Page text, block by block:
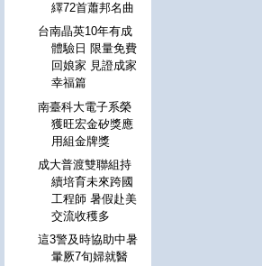
繹72首蕭邦名曲
台南晶英10年有成
體驗日 限量免費
回娘家 見證成家
幸福篇
南臺科大電子系榮
獲旺宏金矽獎應
用組金牌獎
成大普渡雙聯組持
續培育未來跨國
工程師 暑假赴美
交流收穫多
這3警及時協助中暑
暈厥7旬婦就醫